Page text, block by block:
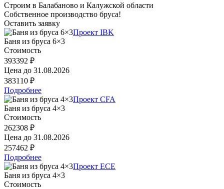
Строим в Балабаново и Калужской области
Собственное производство бруса!
Оставить заявку
Проект IBK
Баня из бруса 6×3
Стоимость
393392 ₽
Цена до 31.08.2026
383110 ₽
Подробнее
Проект CFA
Баня из бруса 4×3
Стоимость
262308 ₽
Цена до 31.08.2026
257462 ₽
Подробнее
Проект ECE
Баня из бруса 4×3
Стоимость